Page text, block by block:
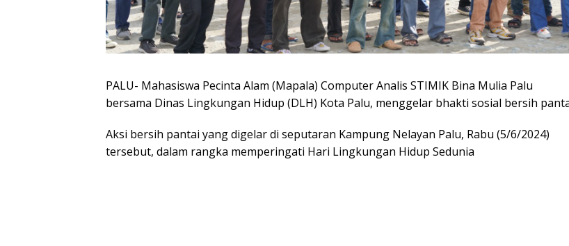
PALU- Mahasiswa Pecinta Alam (Mapala) Computer Analis STIMIK Bina Mulia Palu
bersama Dinas Lingkungan Hidup (DLH) Kota Palu, menggelar bhakti sosial bersih
Aksi bersih pantai yang digelar di seputaran Kampung Nelayan Palu, Rabu (5/6/2024)
tersebut, dalam rangka memperingati Hari Lingkungan Hidup Sedunia